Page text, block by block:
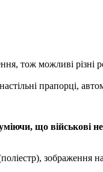
тож можливі різні
прапорці,
що військові
зображення